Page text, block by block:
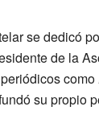
se dedicó
de la
como
su propio